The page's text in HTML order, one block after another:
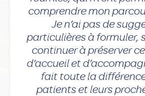
comprendre mon
Je n’ai pas de
particulières à formuler,
continuer à préserver
d’accueil et
fait toute la
patients et leurs